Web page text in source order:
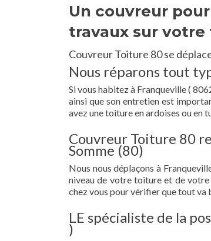
Un couvreur
travaux sur
Couvreur Toiture 80 se
Nous réparons tout
Si vous habitez à Franqueville (
ainsi que son entretien est
avez une toiture en ardoises ou en
Couvreur Toiture 80
Somme (80)
Nous nous déplaçons à
niveau de votre toiture et de votre
chez vous pour vérifier que tout va
LE spécialiste de la
)